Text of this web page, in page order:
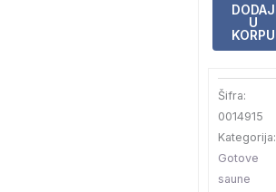
sauna
podlogom
količina
DODAJ
U
KORPU
Šifra:
0014915
Kategorija:
Gotove
saune